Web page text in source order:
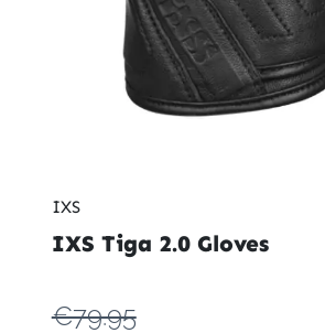
IXS
IXS Tiga 2.0 Gloves
€79.95